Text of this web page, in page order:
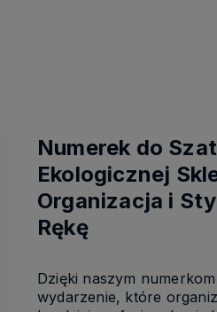
Numerek do
Ekologicznej
Organizacja i
Rękę
Dzięki naszym
wydarzenie, które